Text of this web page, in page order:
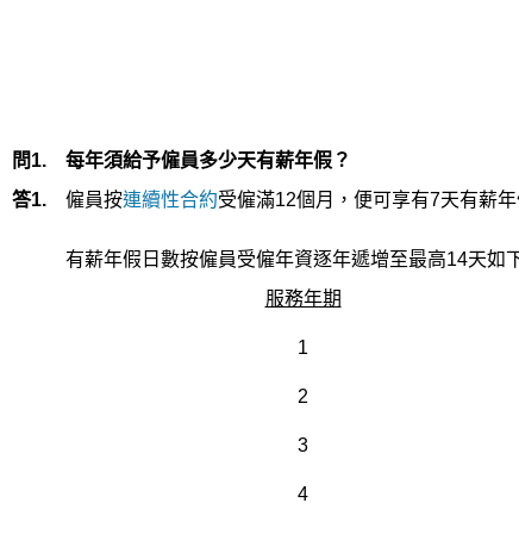
問1.
每年須給予僱員多少天有薪年假？
答1.
僱員按連續性合約受僱滿12個月，便可享有7天有薪年
有薪年假日數按僱員受僱年資逐年遞增至最高14天如
服務年期
1
2
3
4